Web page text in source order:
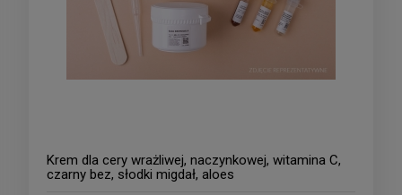
Krem dla cery wrażliwej, naczynkowej, witamina C,
czarny bez, słodki migdał, aloes